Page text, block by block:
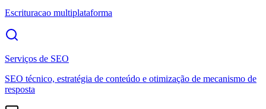
Escrituracao multiplataforma
Serviços de SEO
SEO técnico, estratégia de conteúdo e otimização de mecanismo de
resposta